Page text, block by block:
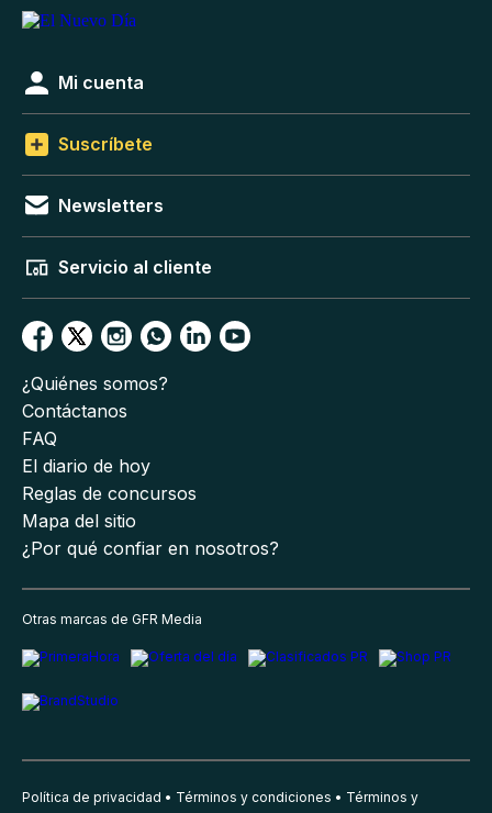
Mi cuenta
Suscríbete
Newsletters
Servicio al cliente
¿Quiénes somos?
Contáctanos
FAQ
El diario de hoy
Reglas de concursos
Mapa del sitio
¿Por qué confiar en nosotros?
Otras marcas de GFR Media
Política de privacidad Términos y condiciones Términos y